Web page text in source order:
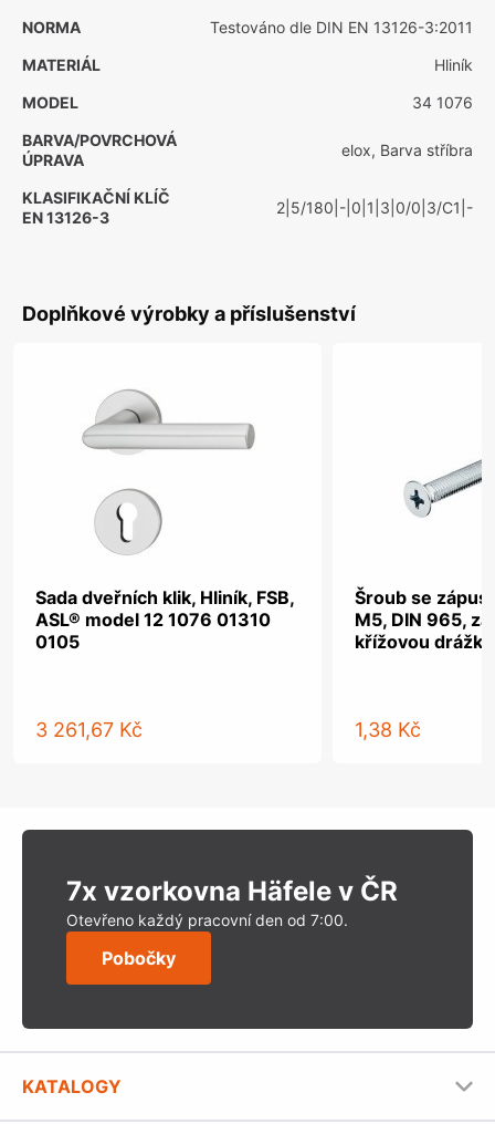
NORMA
Testováno dle DIN EN 13126-3:2011
MATERIÁL
Hliník
MODEL
34 1076
BARVA/POVRCHOVÁ
ÚPRAVA
elox, Barva stříbra
KLASIFIKAČNÍ KLÍČ
EN 13126-3
2|5/180|-|0|1|3|0/0|3/C1|-
Doplňkové výrobky a příslušenství
Sada dveřních klik, Hliník, FSB,
ASL® model 12 1076 01310
0105
3 261,67 Kč
Šroub se
M5, DIN 965,
křížovou
1,38 Kč
7x vzorkovna Häfele v ČR
Otevřeno každý pracovní den od 7:00.
Pobočky
KATALOGY